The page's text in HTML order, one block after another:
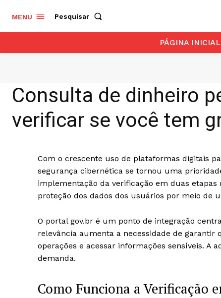
MENU Pesquisar
PÁGINA INICIAL
Consulta de dinheiro
verificar se você tem
Com o crescente uso de plataformas digitais
segurança cibernética se tornou uma
implementação da verificação em duas etapas
proteção dos dados dos usuários por meio de
O portal gov.br é um ponto de integração
relevância aumenta a necessidade de
operações e acessar informações sensíveis. A
demanda.
Como Funciona a Verificação